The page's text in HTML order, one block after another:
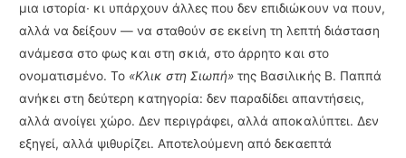
μια ιστορία∙ κι υπάρχουν άλλες που δεν επιδιώκουν να πουν,
αλλά να δείξουν — να σταθούν σε εκείνη τη λεπτή διάσταση
ανάμεσα στο φως και στη σκιά, στο άρρητο και στο
ονοματισμένο. Το «Κλικ στη Σιωπή» της Βασιλικής Β. Παππά
ανήκει στη δεύτερη κατηγορία: δεν παραδίδει απαντήσεις,
αλλά ανοίγει χώρο. Δεν περιγράφει, αλλά αποκαλύπτει. Δεν
εξηγεί, αλλά ψιθυρίζει. Αποτελούμενη από δεκαεπτά